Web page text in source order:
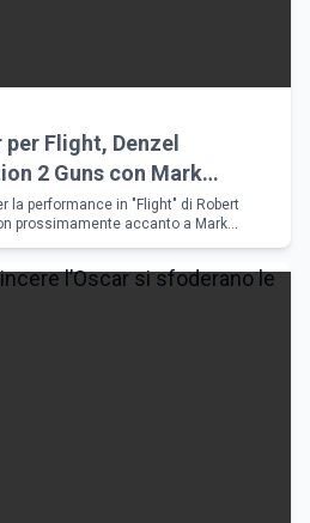
Flight, Denzel
2 Guns con Mark
la performance in "Flight" di Robert
prossimamente accanto a Mark